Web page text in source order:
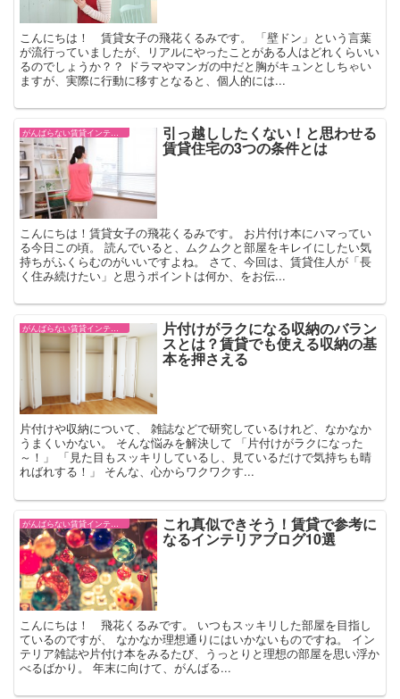
こんにちは！ 賃貸女子の飛花くるみです。 「壁ドン」という言葉
が流行っていましたが、リアルにやったことがある人はどれくらいい
るのでしょうか？？ ドラマやマンガの中だと胸がキュンとしちゃい
ますが、実際に行動に移すとなると、個人的には...
がんばらない賃貸インテリア 引っ越ししたくない！と思わせる
賃貸住宅の3つの条件とは
こんにちは！賃貸女子の飛花くるみです。 お片付け本にハマってい
る今日この頃。 読んでいると、ムクムクと部屋をキレイにしたい気
持ちがふくらむのがいいですよね。 さて、今回は、賃貸住人が「長
く住み続けたい」と思うポイントは何か、をお伝...
がんばらない賃貸インテリア 片付けがラクになる収納のバラン
スとは？賃貸でも使える収納の基
本を押さえる
片付けや収納について、 雑誌などで研究しているけれど、なかなか
うまくいかない。 そんな悩みを解決して 「片付けがラクになった
～！」 「見た目もスッキリしているし、見ているだけで気持ちも晴
ればれする！」 そんな、心からワクワクす...
がんばらない賃貸インテリア これ真似できそう！賃貸で参考に
なるインテリアブログ10選
こんにちは！ 飛花くるみです。 いつもスッキリした部屋を目指し
ているのですが、 なかなか理想通りにはいかないものですね。 イン
テリア雑誌や片付け本をみるたび、うっとりと理想の部屋を思い浮か
べるばかり。 年末に向けて、がんばる...